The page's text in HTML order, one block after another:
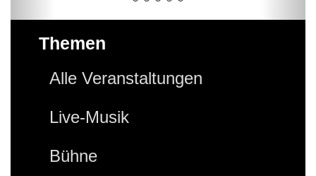
Themen
Alle Veranstaltungen
Live-Musik
Bühne